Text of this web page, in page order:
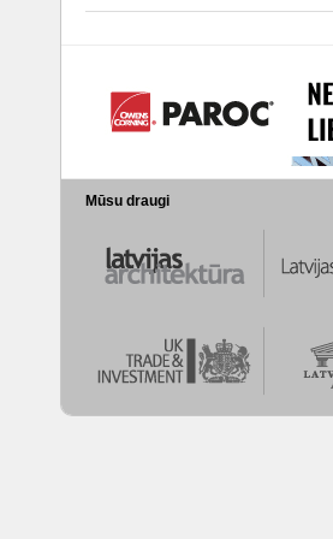
Mūsu draugi